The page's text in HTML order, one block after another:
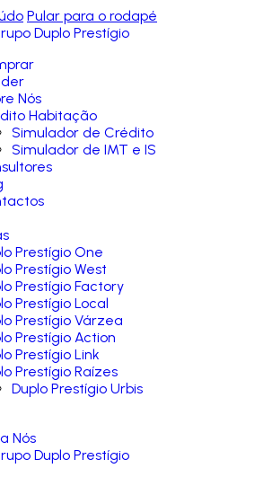
Pular para o rodapé
Nós
Habitação
Simulador de Crédito
Simulador de IMT e IS
Prestígio One
Prestígio West
Prestígio Factory
Prestígio Local
Prestígio Várzea
Prestígio Action
Prestígio Link
Prestígio Raízes
Duplo Prestígio Urbis
Nós